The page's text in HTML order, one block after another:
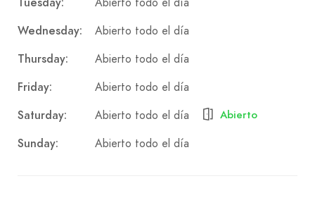
Wednesday: Abierto todo el día
Thursday: Abierto todo el día
Friday: Abierto todo el día
Saturday: Abierto todo el día Abierto
Sunday: Abierto todo el día